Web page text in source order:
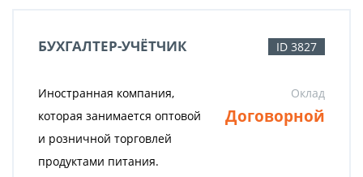
БУХГАЛТЕР-УЧЁТЧИК ID 3827
Иностранная компания,
которая занимается оптовой
и розничной торговлей
продуктами питания.
Оклад
Договорной